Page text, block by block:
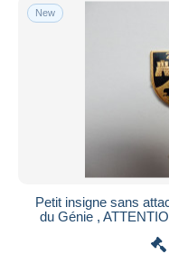
New
Petit insigne sans
du Génie ,